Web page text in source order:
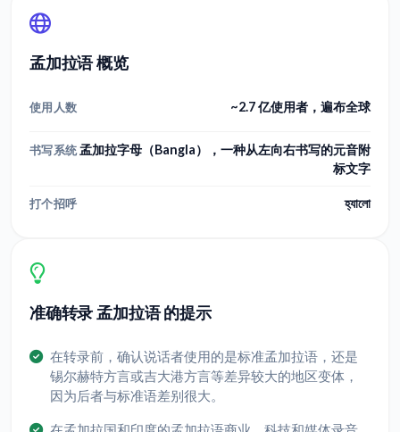
孟加拉语 概览
使用人数 ~2.7 亿使用者，遍布全球
书写系统孟加拉字母（Bangla），一种从左向右书写的元音附
标文字
打个招呼 হ্যালো
准确转录 孟加拉语 的提示
在转录前，确认说话者使用的是标准孟加拉语，还是
锡尔赫特方言或吉大港方言等差异较大的地区变体，
因为后者与标准语差别很大。